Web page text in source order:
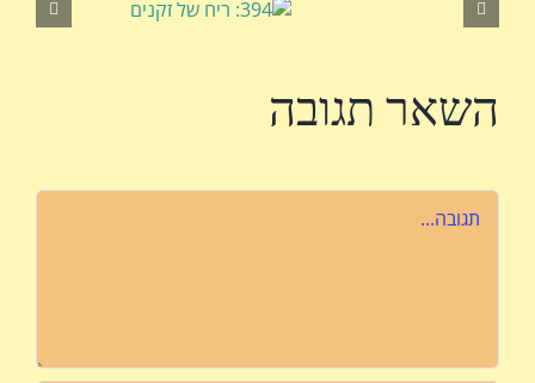
השאר תגובה
הערה